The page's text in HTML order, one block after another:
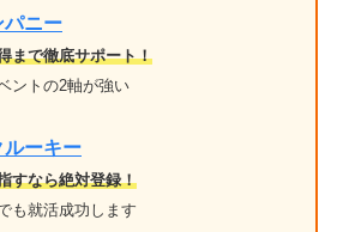
パニー
まで徹底サポート！
ントの2軸が強い
ルーキー
すなら絶対登録！
も就活成功します